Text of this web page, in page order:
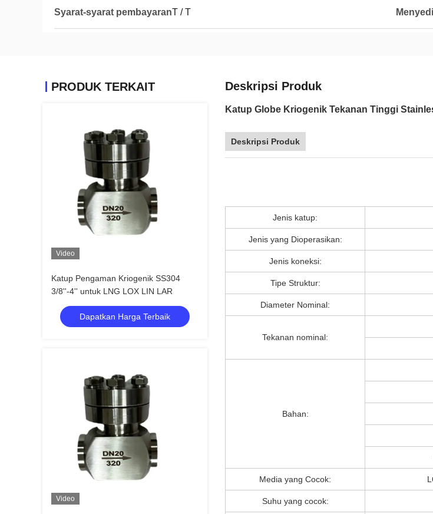
Syarat-syarat pembayaranT / T
PRODUK TERKAIT
Video
Katup Pengaman Kriogenik SS304
3/8''-4'' untuk LNG LOX LIN LAR
Dapatkan Harga Terbaik
Video
Deskripsi Produk
Katup Globe Kriogenik Tekanan Tinggi
Deskripsi Produk
Jenis katup:
Jenis yang Dioperasikan:
Jenis koneksi:
Tipe Struktur:
Diameter Nominal:
Tekanan nominal:
Bahan:
Media yang Cocok:
Suhu yang cocok: